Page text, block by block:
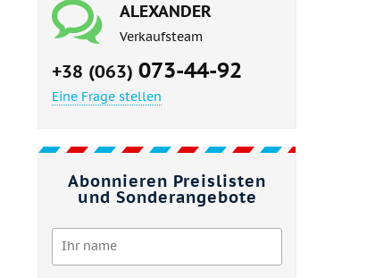
ALEXANDER
Verkaufsteam
+38 (063) 073-44-92
Eine Frage stellen
Abonnieren Preislisten
und Sonderangebote